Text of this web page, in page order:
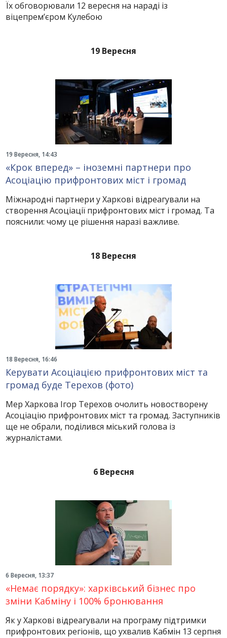
Їх обговорювали 12 вересня на нараді із
віцепрем’єром Кулебою
19 Вересня
19 Вересня, 14:43
«Крок вперед» – іноземні партнери про
Асоціацію прифронтових міст і громад
Міжнародні партнери у Харкові відреагували на
створення Асоціації прифронтових міст і громад. Та
пояснили: чому це рішення наразі важливе.
18 Вересня
18 Вересня, 16:46
Керувати Асоціацією прифронтових міст та
громад буде Терехов (фото)
Мер Харкова Ігор Терехов очолить новостворену
Асоціацію прифронтових міст та громад. Заступників
ще не обрали, поділився міський голова із
журналістами.
6 Вересня
6 Вересня, 13:37
«Немає порядку»: харківський бізнес про
зміни Кабміну і 100% бронювання
Як у Харкові відреагували на програму підтримки
прифронтових регіонів, що ухвалив Кабмін 13 серпня